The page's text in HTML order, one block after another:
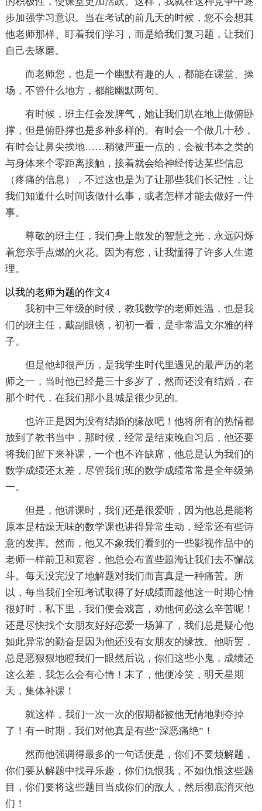
步加强学习意识。当在考试的前几天的时候，您不会想其
他老师那样、盯着我们学习，而是给我们复习题，让我们
自己去琢磨。
而老师您，也是一个幽默有趣的人，都能在课堂、操
场，不管什么地方，都能幽默两句。
有时候，班主任会发脾气，她让我们趴在地上做俯卧
撑，但是俯卧撑也是多种多样的。有时会一个做几十秒，
有时会让鼻尖挨地……稍微严重一点的，会被书本之类的
与身体来个零距离接触，接着就会给神经传达某些信息
（疼痛的信息），不过这也是为了让那些我们长记性，让
我们知道什么时间该做什么事，或者怎样才能去做好一件
事。
尊敬的班主任，我们身上散发的智慧之光，永远闪烁
着您亲手点燃的火花。因为有您，让我懂得了许多人生道
理。
以我的老师为题的作文4
我初中三年级的时候，教我数学的老师姓温，也是我
们的班主任，戴副眼镜，初初一看，是非常温文尔雅的样
子。
但是他却很严历，是我学生时代里遇见的最严历的老
师之一，当时他已经是三十多岁了，然而还没有结婚，在
那个时代，在我们那小县城是很少见的。
也许正是因为没有结婚的缘故吧！他将所有的热情都
放到了教书当中，那时候，经常是结束晚自习后，他还要
将我们留下来补课，一个也不许缺席，他总是认为我们的
数学成绩还太差，尽管我们班的数学成绩常常是全年级第
一。
但是，他讲课时，我们还是很爱听，因为他总是能将
原本是枯燥无味的数学课也讲得异常生动，经常还有些诗
意的发挥。然而，他又不象我们看到的一些影视作品中的
老师一样前卫和宽容，他总会布置些题海让我们去不懈战
斗。每天没完没了地解题对我们而言真是一种痛苦。所
以，每当我们全班考试取得了好成绩而趁他这一时期心情
很好时，私下里，我们便会戏言，劝他何必这么辛苦呢！
还是尽快找个女朋友好好恋爱一场算了，我们总是疑心他
如此异常的勤奋是因为他还没有女朋友的缘故。他听罢，
总是恶狠狠地瞪我们一眼然后说，你们这些小鬼，成绩还
这么差，我怎么会有心情！末了，他便冷笑，明天星期
天，集体补课！
就这样，我们一次一次的假期都被他无情地剥夺掉
了！有一时期，我们对他真是有些“深恶痛绝”！
然而他强调得最多的一句话便是，你们不要烦解题，
你们要从解题中找寻乐趣，你们仇恨我，不如仇恨这些题
目，你们要将这些题目当成你们的敌人，然后彻底消灭他
们！